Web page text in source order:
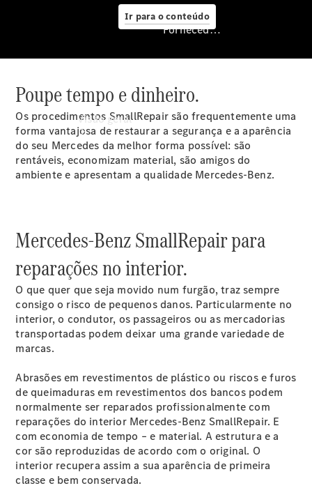
Ir para o conteúdo
Fornecedor/Proteção
de dados
Visão geral
pessoa de
contacto
Página
inicial
Marcar
aconselhamento
Marcar data
da próxima
manutenção
Agendar
test drive
Configurador
Fornecedor/Proteção de dados
Poupe tempo e dinheiro.
Os procedimentos SmallRepair são frequentemente uma
forma vantajosa de restaurar a segurança e a aparência
do seu Mercedes da melhor forma possível: são
rentáveis, economizam material, são amigos do
ambiente e apresentam a qualidade Mercedes-Benz.
Mercedes-Benz SmallRepair para
reparações no interior.
O que quer que seja movido num furgão, traz sempre
consigo o risco de pequenos danos. Particularmente no
interior, o condutor, os passageiros ou as mercadorias
transportadas podem deixar uma grande variedade de
marcas.
Abrasões em revestimentos de plástico ou riscos e furos
de queimaduras em revestimentos dos bancos podem
normalmente ser reparados profissionalmente com
reparações do interior Mercedes-Benz SmallRepair. E
com economia de tempo – e material. A estrutura e a
cor são reproduzidas de acordo com o original. O
interior recupera assim a sua aparência de primeira
classe e bem conservada.